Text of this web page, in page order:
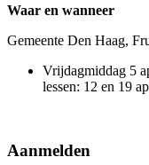
Waar en wanneer
Gemeente Den Haag,
Vrijdagmiddag 5
lessen: 12 en 19
Aanmelden